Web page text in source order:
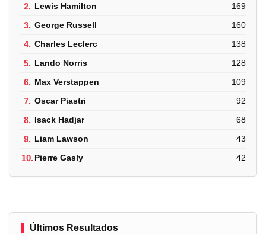
2. Lewis Hamilton 169
3. George Russell 160
4. Charles Leclerc 138
5. Lando Norris 128
6. Max Verstappen 109
7. Oscar Piastri 92
8. Isack Hadjar 68
9. Liam Lawson 43
10.Pierre Gasly 42
Últimos Resultados